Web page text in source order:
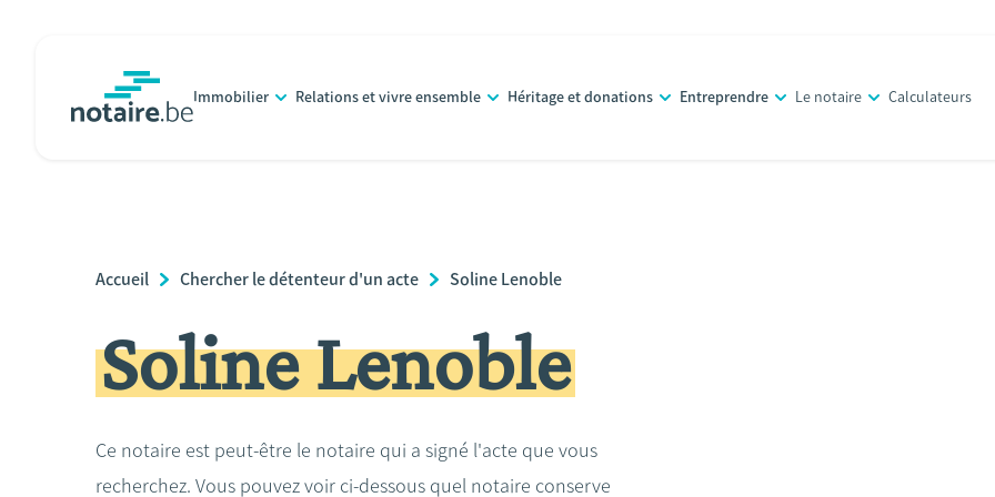
principal
Immobilier Relations et vivre ensemble Héritage et donations Entreprendre Le notaire Calculateurs
Breadcrumb
Accueil Chercher le détenteur d'un acte Soline Lenoble
Soline Lenoble
Ce notaire est peut-être le notaire qui a signé l'acte que vous
recherchez. Vous pouvez voir ci-dessous quel notaire conserve